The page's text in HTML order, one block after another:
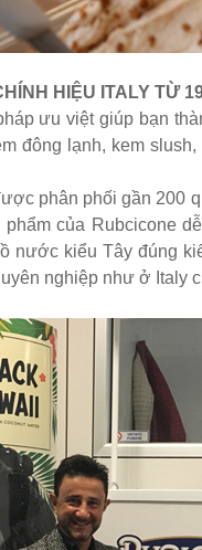
HIỆU ITALY TỪ
ưu việt giúp bạn
đông lạnh, kem
phân phối gần
phẩm của
nước kiểu Tây đúng
nghiệp như ở